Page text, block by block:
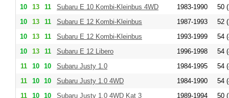
10 13 11 Subaru E 10 Kombi-Kleinbus 4WD 1983-1990
50
10
13 11 Subaru E 12 Kombi-Kleinbus 1987-1993
52
10
13 11 Subaru E 12 Kombi-Kleinbus 1993-1999
54
10
13 11 Subaru E 12 Libero 1996-1998
54
11
10 10 Subaru Justy 1.0 1984-1995
54
11
10 10 Subaru Justy 1.0 4WD 1984-1990
54
11
10 10 Subaru Justy 1.0 4WD Kat 3 1989-1994
50